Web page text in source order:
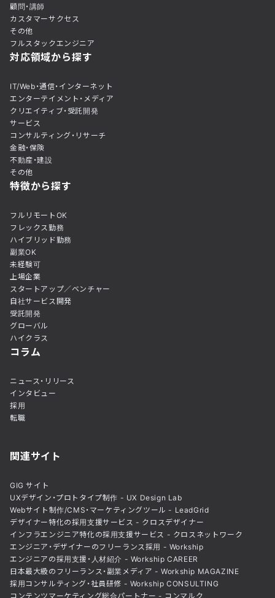
顧問・講師
カスタマーサクセス
その他
フルスタックエンジニア
対応領域から探す
IT/Web・通信・インターネット
エンターテイメント・メディア
クリエイティブ・受託開発
サービス
コンサルティング・リサーチ
金融・保険
不動産・建設
その他
特徴から探す
フルリモートOK
フレックス勤務
ハイブリッド勤務
副業OK
未経験可
上場企業
スタートアップ／ベンチャー
自社サービス開発
受託開発
グローバル
ハイクラス
コラム
ニュース・リリース
インタビュー
採用
転職
関連サイト
GIG サイト
UXデザイン・プロトタイプ制作 - UX Design Lab
Webサイト制作/CMS・マーケティングツール - LeadGrid
デザイナー特化の採用支援サービス - クロスデザイナー
インフラエンジニア特化の採用支援サービス - クロスネットワーク
エンジニア・デザイナーのフリーランス採用 - Workship
エンジニアの採用支援・人材紹介 - Workship CAREER
日本最大級のフリーランス・副業メディア - Workship MAGAZINE
採用コンサルティング・社員研修 - Workship CONSULTING
コンテンツマーケティング総合パートナー - コンマルク